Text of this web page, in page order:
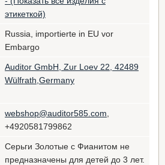
этикеткой)
Russia, importierte in EU vor
Embargo
Auditor GmbH, Zur Loev 22, 42489
Wülfrath,Germany
webshop@auditor585.com
+4920581799862
Серьги Золотые с Фианитом не
предназначены для детей до 3 лет.